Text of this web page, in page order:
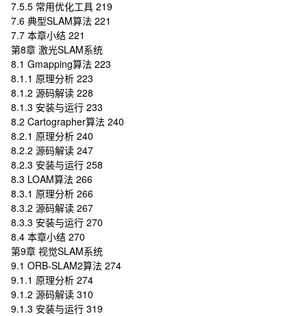
7.5.5 常用优化工具 219
7.6 典型SLAM算法 221
7.7 本章小结 221
第8章 激光SLAM系统
8.1 Gmapping算法 223
8.1.1 原理分析 223
8.1.2 源码解读 228
8.1.3 安装与运行 233
8.2 Cartographer算法 240
8.2.1 原理分析 240
8.2.2 源码解读 247
8.2.3 安装与运行 258
8.3 LOAM算法 266
8.3.1 原理分析 266
8.3.2 源码解读 267
8.3.3 安装与运行 270
8.4 本章小结 270
第9章 视觉SLAM系统
9.1 ORB-SLAM2算法 274
9.1.1 原理分析 274
9.1.2 源码解读 310
9.1.3 安装与运行 319